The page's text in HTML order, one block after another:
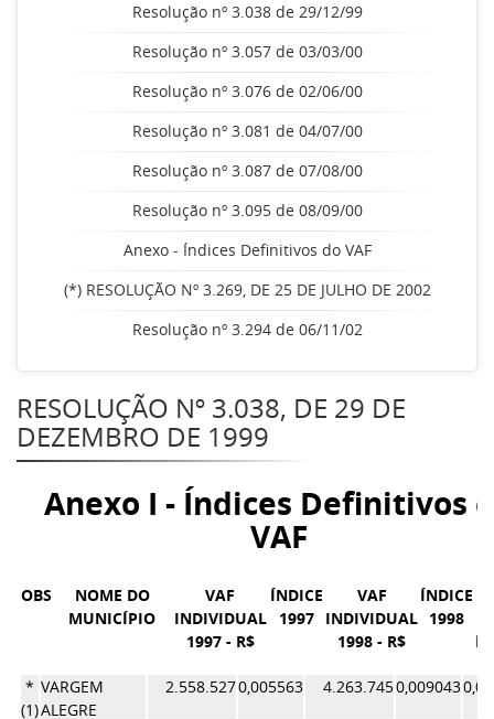
Resolução nº 3.038 de 29/12/99
Resolução nº 3.057 de 03/03/00
Resolução nº 3.076 de 02/06/00
Resolução nº 3.081 de 04/07/00
Resolução nº 3.087 de 07/08/00
Resolução nº 3.095 de 08/09/00
Anexo - Índices Definitivos do VAF
(*) RESOLUÇÃO Nº 3.269, DE 25 DE JULHO DE 2002
Resolução nº 3.294 de 06/11/02
RESOLUÇÃO Nº 3.038, DE 29 DE
DEZEMBRO DE 1999
Anexo I - Índices Definitivos
VAF
OBS
NOME DO
MUNICÍPIO
VAF
INDIVIDUAL
1997 - R$
ÍNDICE
1997
VAF
INDIVIDUAL
1998 - R$
ÍNDICE
1998
*
(1)
VARGEM
ALEGRE
2.558.5270,005563 4.263.7450,009043